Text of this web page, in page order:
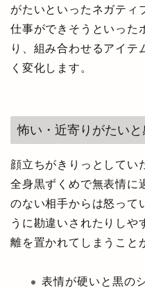
がたいといったネガティ
仕事ができそうといった
り、組み合わせるアイテ
く変化します。
怖い・近寄りがたい
顔立ちがきりっとしてい
全身黒ずくめで無表情に
のない相手からは怒って
うに勘違いされたりしや
離を置かれてしまうこと
表情が硬いと黒の